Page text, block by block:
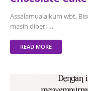
Assalamualaikum wbt,
masih diberi …
READ MORE